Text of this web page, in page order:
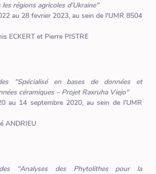
régions agricoles d’Ukraine"
au 28 fevrier 2023, au sein de l'UMR 8504
ECKERT et Pierre PISTRE
"Spécialisé en bases de données et
céramiques – Projet Raxruha Viejo"
au 14 septembre 2020, au sein de l'UMR
ANDRIEU
"Analyses des Phytolithes pour la